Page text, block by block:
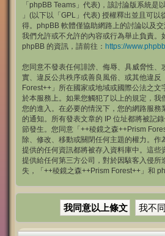
「phpBB Teams」代表)，該討論版系統是
」(以下以「GPL」代表) 授權釋出並且可以
得。phpBB 軟體僅協助網路上的討論以及
我們允許或不允許的內容或行為舉止負責。
phpBB 的資訊，請前往： https://
您同意不發表任何誹謗、侮辱、具威脅性、
實、違反公共秩序或善良風俗、或其他違反
Forest++」所在國家或地域或國際公法之文
於本服務上。如果您觸犯了以上的規定，我
您的進入。在必要的情況下，您的網路服務
的通知。所有發表文章的 IP 位址都將被記
節發生。您同意「++稜鏡之森++Prism
除、修改、移動或關閉任何主題的權力。作
提供的任何資訊都將被存入資料庫中。這些
提供給任何第三方公司，對於因駭客入侵所
失，「++稜鏡之森++Prism Forest++」和